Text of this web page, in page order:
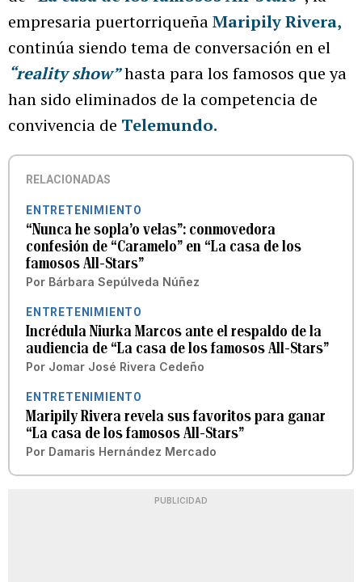
empresaria puertorriqueñaMaripily Rivera,
continúa siendo tema de conversación en el
“reality show”hasta para los famosos que ya
han sido eliminados de la competencia de
convivencia de Telemundo.
RELACIONADAS
ENTRETENIMIENTO
“Nunca he sopla’o velas”: conmovedora
confesión de “Caramelo” en “La casa de los
famosos All-Stars”
Por Bárbara Sepúlveda Núñez
ENTRETENIMIENTO
Incrédula Niurka Marcos ante el respaldo de la
audiencia de “La casa de los famosos All-Stars”
Por Jomar José Rivera Cedeño
ENTRETENIMIENTO
Maripily Rivera revela sus favoritos para ganar
“La casa de los famosos All-Stars”
Por Damaris Hernández Mercado
PUBLICIDAD